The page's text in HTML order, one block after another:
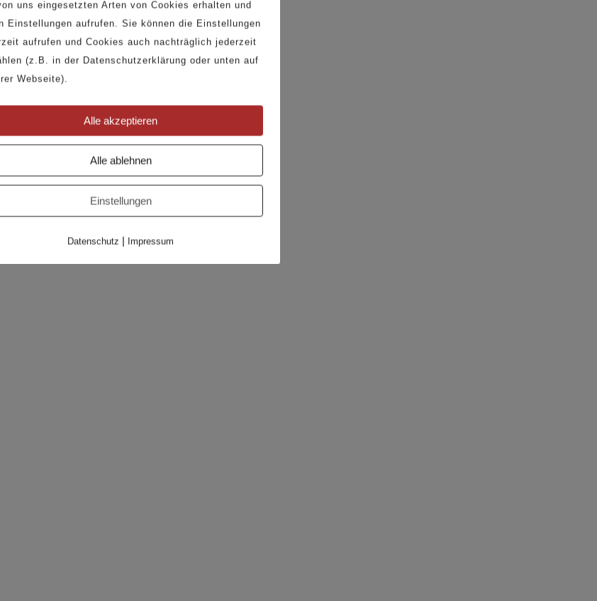
KUNDENSERVICE
Kontakt
Telefon 033231 627 04
uns eingesetzten Arten von Cookies erhalten und
Einstellungen aufrufen. Sie können die Einstellungen
aufrufen und Cookies auch nachträglich jederzeit
(z.B. in der Datenschutzerklärung oder unten auf
Webseite).
Alle akzeptieren
Alle ablehnen
Einstellungen
Datenschutz | Impressum